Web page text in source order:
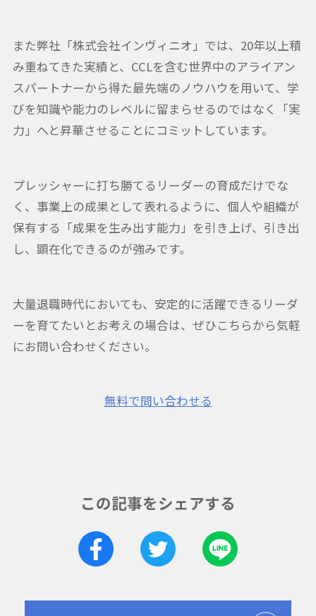
また弊社「株式会社インヴィニオ」では、20年以上積
み重ねてきた実績と、CCLを含む世界中のアライアン
スパートナーから得た最先端のノウハウを用いて、学
びを知識や能力のレベルに留まらせるのではなく「実
力」へと昇華させることにコミットしています。
プレッシャーに打ち勝てるリーダーの育成だけでな
く、事業上の成果として表れるように、個人や組織が
保有する「成果を生み出す能力」を引き上げ、引き出
し、顕在化できるのが強みです。
大量退職時代においても、安定的に活躍できるリーダ
ーを育てたいとお考えの場合は、ぜひこちらから気軽
にお問い合わせください。
無料で問い合わせる
この記事をシェアする